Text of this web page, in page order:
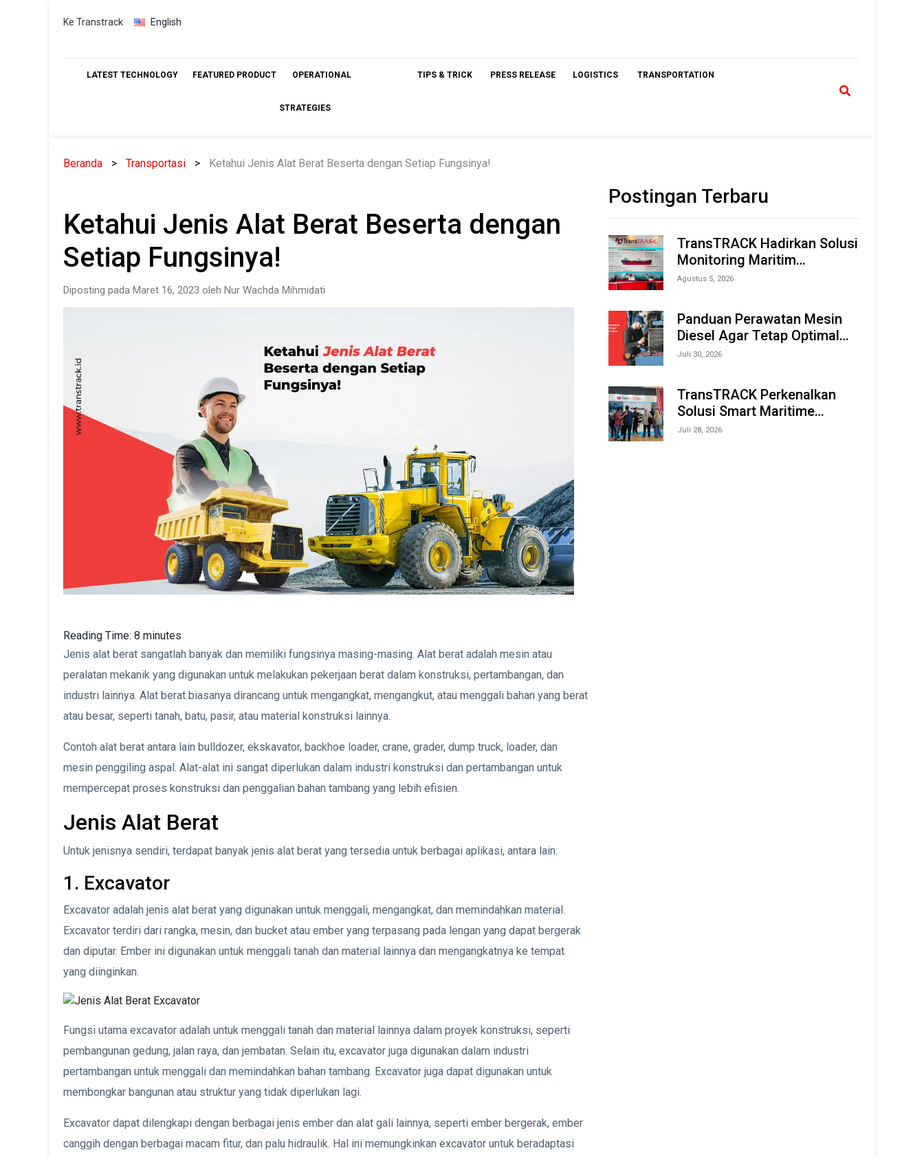
Skip
Ke Transtrack English
LATEST TECHNOLOGY FEATURED PRODUCT OPERATIONAL
STRATEGIES
TIPS & TRICK PRESS RELEASE LOGISTICS TRANSPORTATION
Beranda Transportasi Ketahui Jenis Alat Berat Beserta dengan Setiap Fungsinya!
Ketahui Jenis Alat Berat Beserta dengan
Setiap Fungsinya!
Diposting pada Maret 16, 2023 oleh Nur Wachda Mihmidati
Reading Time: 8 minutes
Jenis alat berat sangatlah banyak dan memiliki fungsinya masing-masing. Alat berat adalah mesin atau
peralatan mekanik yang digunakan untuk melakukan pekerjaan berat dalam konstruksi, pertambangan, dan
industri lainnya. Alat berat biasanya dirancang untuk mengangkat, mengangkut, atau menggali bahan yang berat
atau besar, seperti tanah, batu, pasir, atau material konstruksi lainnya.
Contoh alat berat antara lain bulldozer, ekskavator, backhoe loader, crane, grader, dump truck, loader, dan
mesin penggiling aspal. Alat-alat ini sangat diperlukan dalam industri konstruksi dan pertambangan untuk
mempercepat proses konstruksi dan penggalian bahan tambang yang lebih efisien.
Jenis Alat Berat
Untuk jenisnya sendiri, terdapat banyak jenis alat berat yang tersedia untuk berbagai aplikasi, antara lain:
1. Excavator
Excavator adalah jenis alat berat yang digunakan untuk menggali, mengangkat, dan memindahkan material.
Excavator terdiri dari rangka, mesin, dan bucket atau ember yang terpasang pada lengan yang dapat bergerak
dan diputar. Ember ini digunakan untuk menggali tanah dan material lainnya dan mengangkatnya ke tempat
yang diinginkan.
Fungsi utama excavator adalah untuk menggali tanah dan material lainnya dalam proyek konstruksi, seperti
pembangunan gedung, jalan raya, dan jembatan. Selain itu, excavator juga digunakan dalam industri
pertambangan untuk menggali dan memindahkan bahan tambang. Excavator juga dapat digunakan untuk
membongkar bangunan atau struktur yang tidak diperlukan lagi.
Excavator dapat dilengkapi dengan berbagai jenis ember dan alat gali lainnya, seperti ember bergerak, ember
canggih dengan berbagai macam fitur, dan palu hidraulik. Hal ini memungkinkan excavator untuk beradaptasi
Postingan Terbaru
TransTRACK Hadirkan Solusi
Monitoring Maritim
Terintegrasi Berbasis AI &
Offshore Expo (IMOX) 2026
Agustus 5, 2026
Panduan Perawatan Mesin
Diesel Agar Tetap Optimal
dan Tahan Lama
Juli 30, 2026
TransTRACK Perkenalkan
Solusi Smart Maritime
Monitoring Berbasis AI dan
Juli 28, 2026